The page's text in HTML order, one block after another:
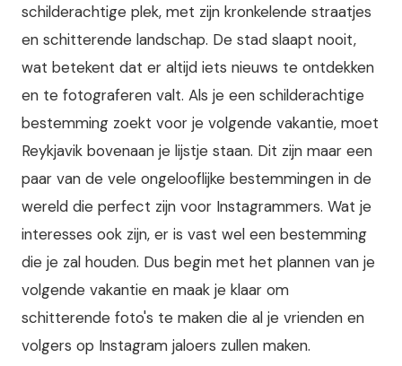
schilderachtige plek, met zijn kronkelende straatjes
en schitterende landschap. De stad slaapt nooit,
wat betekent dat er altijd iets nieuws te ontdekken
en te fotograferen valt. Als je een schilderachtige
bestemming zoekt voor je volgende vakantie, moet
Reykjavik bovenaan je lijstje staan. Dit zijn maar een
paar van de vele ongelooflijke bestemmingen in de
wereld die perfect zijn voor Instagrammers. Wat je
interesses ook zijn, er is vast wel een bestemming
die je zal houden. Dus begin met het plannen van je
volgende vakantie en maak je klaar om
schitterende foto's te maken die al je vrienden en
volgers op Instagram jaloers zullen maken.